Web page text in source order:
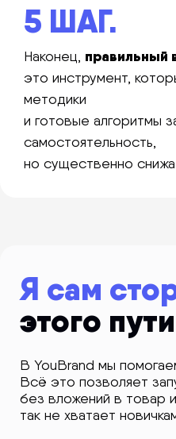
5 ШАГ.
Наконец, правильный
это инструмент,
методики
и готовые алгоритмы
самостоятельность,
но существенно
Я сам
этого пути
В YouBrand мы
Всё это позволяет
без вложений в товар
так не хватает